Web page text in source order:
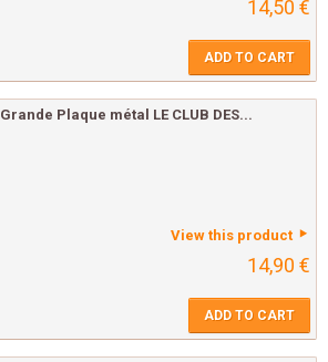
14,50 €
ADD TO CART
Grande Plaque métal LE CLUB DES...
View this product
14,90 €
ADD TO CART